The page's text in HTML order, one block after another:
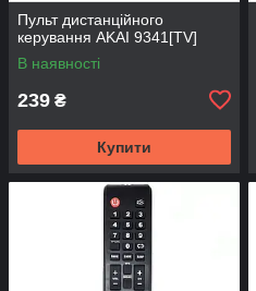
Пульт дистанційного
керування AKAI 9341[TV]
В наявності
239 ₴
Купити